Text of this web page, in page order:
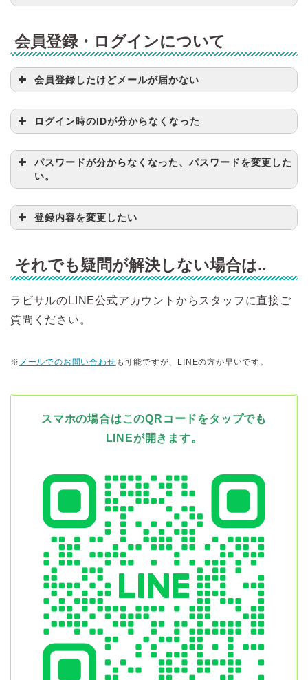
会員登録・ログインについて
会員登録したけどメールが届かない
登録完了メールが迷惑メールフォルダ
に入っていませんか？
『@ehime.rabisal.com』のアドレスか
らのメールが受信拒否される設定にな
っていませんか？
※携帯キャリアのアドレスおよび「@icloud.com」
事前に受信設定をご確認ください。
ログイン時のIDが分からなくなった
パスワードが分からなくなった、パスワードを変更した
い。
登録内容を変更したい
それでも疑問が解決しない場合は..
ラビサルのLINE公式アカウントからスタッフに直接ご
質問ください。
※ メールでのお問い合わせ も可能ですが、LINEの方が早いです。
スマホの場合はこのQRコードをタップでも
LINEが開きます。